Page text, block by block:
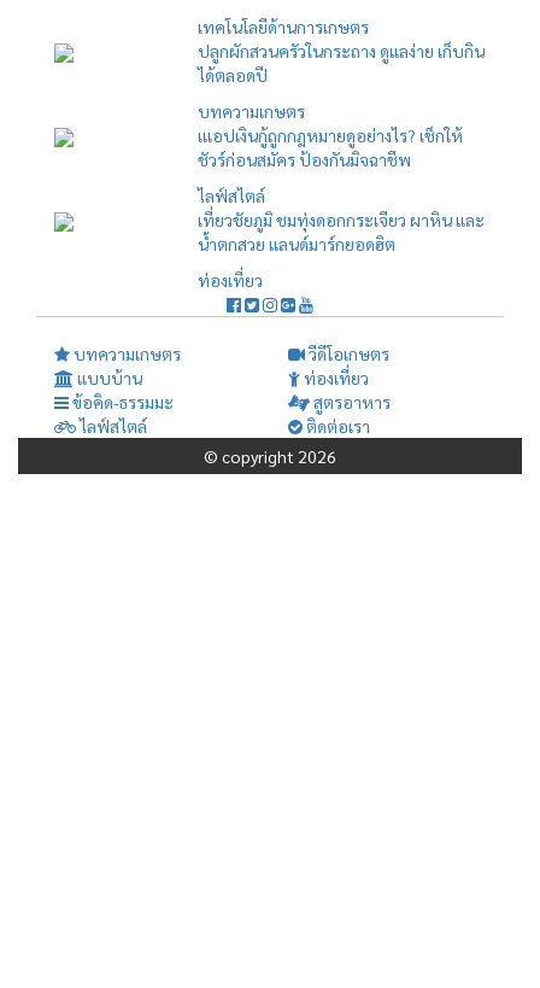
เทคโนโลยีด้านการเกษตร
ปลูกผักสวนครัวในกระถาง ดูแลง่าย เก็บกิน
ได้ตลอดปี
บทความเกษตร
เแอปเงินกู้ถูกกฎหมายดูอย่างไร? เช็กให้
ชัวร์ก่อนสมัคร ป้องกันมิจฉาชีพ
ไลฟ์สไตล์
เที่ยวชัยภูมิ ชมทุ่งดอกกระเจียว ผาหิน และ
น้ำตกสวย แลนด์มาร์กยอดฮิต
ท่องเที่ยว
บทความเกษตร
วีดีโอเกษตร
แบบบ้าน
ท่องเที่ยว
ข้อคิด-ธรรมมะ
สูตรอาหาร
ไลฟ์สไตล์
ติดต่อเรา
© copyright 2026